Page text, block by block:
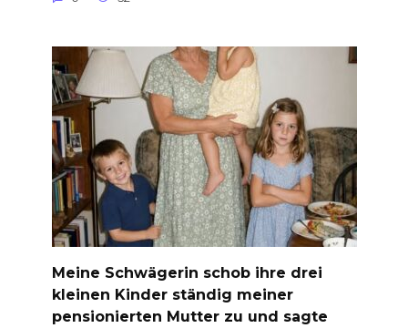
Meine Schwägerin schob ihre drei
kleinen Kinder ständig meiner
pensionierten Mutter zu und sagte